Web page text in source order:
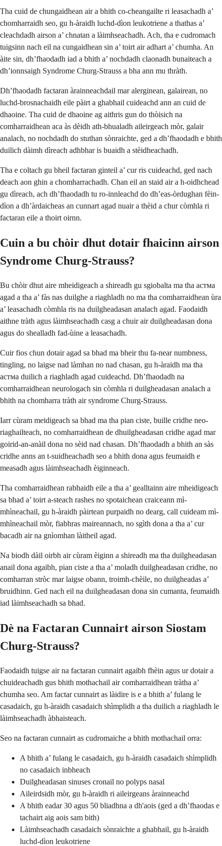
Tha cuid de chungaidhean air a bhith co-cheangailte ri leasachadh a’
chomharraidh seo, gu h-àraidh luchd-dìon leukotriene a thathas a’
cleachdadh airson a’ chnatan a làimhseachadh. Ach, tha e cudromach
tuigsinn nach eil na cungaidhean sin a’ toirt air adhart a’ chumha. An
àite sin, dh’fhaodadh iad a bhith a’ nochdadh claonadh bunaiteach a
dh’ionnsaigh Syndrome Churg-Strauss a bha ann mu thràth.
Dh’fhaodadh factaran àrainneachdail mar alerginean, galairean, no
luchd-brosnachaidh eile pàirt a ghabhail cuideachd ann an cuid de
dhaoine. Tha cuid de dhaoine ag aithris gun do thòisich na
comharraidhean aca às dèidh ath-bhualadh aileirgeach mòr, galair
analach, no nochdadh do stuthan sònraichte, ged a dh’fhaodadh e bhith
duilich dàimh dìreach adhbhar is buaidh a stèidheachadh.
Tha e coltach gu bheil factaran ginteil a’ cur ris cuideachd, ged nach
deach aon ghin a chomharrachadh. Chan eil an staid air a h-oidhchead
gu dìreach, ach dh’fhaodadh tu ro-innleachd do dh’eas-òrdughan fèin-
dìon a dh’àrdaicheas an cunnart agad nuair a thèid a chur còmhla ri
factaran eile a thoirt oirnn.
Cuin a bu chòir dhut dotair fhaicinn airson
Syndrome Churg-Strauss?
Bu chòir dhut aire mheidigeach a shireadh gu sgiobalta ma tha aстма
agad a tha a’ fàs nas duilghe a riaghladh no ma tha comharraidhean ùra
a’ leasachadh còmhla ris na duilgheadasan analach agad. Faodaidh
aithne tràth agus làimhseachadh casg a chuir air duilgheadasan dona
agus do shealladh fad-ùine a leasachadh.
Cuir fios chun dotair agad sa bhad ma bheir thu fa-near numbness,
tingling, no laigse nad làmhan no nad chasan, gu h-àraidh ma tha
aстма duilich a riaghladh agad cuideachd. Dh’fhaodadh na
comharraidhean neurologach sin còmhla ri duilgheadasan analach a
bhith na chomharra tràth air syndrome Churg-Strauss.
Iarr cùram meidigeach sa bhad ma tha pian ciste, buille cridhe neo-
riaghailteach, no comharraidhean de dhuilgheadasan cridhe agad mar
goirid-an-anàil dona no sèid nad chasan. Dh’fhaodadh a bhith an sàs
cridhe anns an t-suidheachadh seo a bhith dona agus feumaidh e
measadh agus làimhseachadh èiginneach.
Tha comharraidhean rabhaidh eile a tha a’ gealltainn aire mheidigeach
sa bhad a’ toirt a-steach rashes no spotaichean craiceann mì-
mhìneachail, gu h-àraidh pàirtean purpaidh no dearg, call cuideam mì-
mhìneachail mòr, fiabhras maireannach, no sgìth dona a tha a’ cur
bacadh air na gnìomhan làitheil agad.
Na biodh dàil oirbh air cùram èiginn a shireadh ma tha duilgheadasan
anail dona agaibh, pian ciste a tha a’ moladh duilgheadasan cridhe, no
comharran stròc mar laigse obann, troimh-chèile, no duilgheadas a’
bruidhinn. Ged nach eil na duilgheadasan dona sin cumanta, feumaidh
iad làimhseachadh sa bhad.
Dè na Factaran Cunnairt airson Siostam
Churg-Strauss?
Faodaidh tuigse air na factaran cunnairt agaibh fhèin agus ur dotair a
chuideachadh gus bhith mothachail air comharraidhean tràtha a’
chumha seo. Am factar cunnairt as làidire is e a bhith a’ fulang le
casadaich, gu h-àraidh casadaich shìmplidh a tha duilich a riaghladh le
làimhseachadh àbhaisteach.
Seo na factaran cunnairt as cudromaiche a bhith mothachail orra:
A bhith a’ fulang le casadaich, gu h-àraidh casadaich shìmplidh
no casadaich inbheach
Duilgheadasan sinuses cronail no polyps nasal
Aileirdsidh mòr, gu h-àraidh ri aileirgeans àrainneachd
A bhith eadar 30 agus 50 bliadhna a dh'aois (ged a dh’fhaodas e
tachairt aig aois sam bith)
Làimhseachadh casadaich sònraichte a ghabhail, gu h-àraidh
luchd-dìon leukotriene